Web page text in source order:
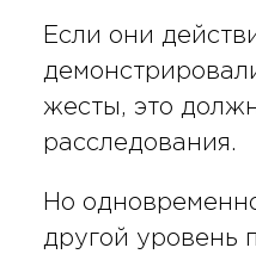
Если они
жесты, это
расследования.
Но
другой уровень